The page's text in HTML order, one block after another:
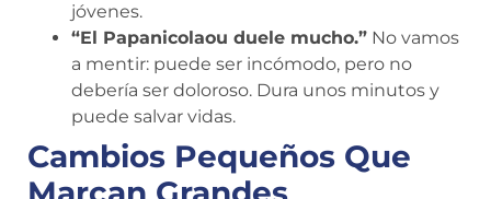
jóvenes.
“El Papanicolaou duele mucho.” No vamos
a mentir: puede ser incómodo, pero no
debería ser doloroso. Dura unos minutos y
puede salvar vidas.
Cambios Pequeños Que